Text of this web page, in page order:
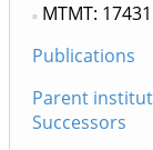
MTMT: 17431
Publications
Parent
Successors